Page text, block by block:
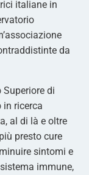
italiane in
da
di
in ricerca
al di là e oltre
presto cure
sintomi e
immune,